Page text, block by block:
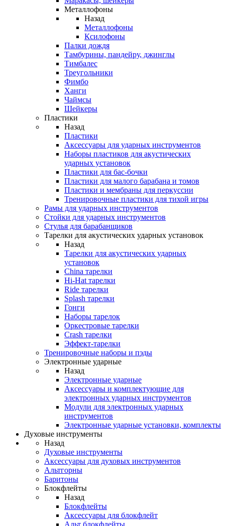
Металлофоны
Назад
Металлофоны
Ксилофоны
Палки дождя
Тамбурины, пандейру, джинглы
Тимбалес
Треугольники
Фимбо
Ханги
Чаймсы
Шейкеры
Пластики
Назад
Пластики
Аксессуары для ударных инструментов
Наборы пластиков для акустических
ударных установок
Пластики для бас-бочки
Пластики для малого барабана и томов
Пластики и мембраны для перкуссии
Тренировочные пластики для тихой игры
Рамы для ударных инструментов
Стойки для ударных инструментов
Стулья для барабанщиков
Тарелки для акустических ударных установок
Назад
Тарелки для акустических ударных
установок
China тарелки
Hi-Hat тарелки
Ride тарелки
Splash тарелки
Гонги
Наборы тарелок
Оркестровые тарелки
Сrash тарелки
Эффект-тарелки
Тренировочные наборы и пэды
Электронные ударные
Назад
Электронные ударные
Аксессуары и комплектующие для
электронных ударных инструментов
Модули для электронных ударных
инструментов
Электронные ударные установки, комплекты
Духовые инструменты
Назад
Духовые инструменты
Аксессуары для духовых инструментов
Альтгорны
Баритоны
Блокфлейты
Назад
Блокфлейты
Аксессуары для блокфлейт
Альт блокфлейты